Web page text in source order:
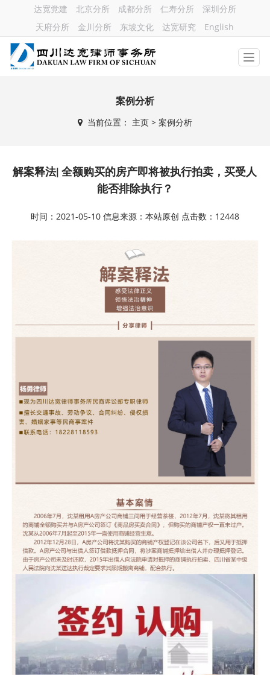
达宽党建 北京分所 成都分所 仁寿分所
深圳分所
天府分所
金川分所 东坡文化 达宽研究 English
案例分析
当前位置： 主页> 案例分析
解案释法| 全额购买的房产即将被执行拍卖，买受人
能否排除执行？
时间：2021-05-10 信息来源：本站原创 点击数：12448